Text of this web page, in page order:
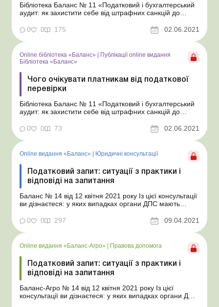
Бібліотека Баланс № 11 «Податковий і бухгалтерський
аудит: як захистити себе від штрафних санкцій до
окремих видів перевірок і категорій платників податків,
єдинникам слід вести свою господарську діяльність так,
щоб не мати проблем у м...
0 0 175 02.06.2021
Online бібліотека «Баланс» | Публікації online видання
Бібліотека «Баланс»
Чого очікувати платникам від податкової
перевірки
Бібліотека Баланс № 11 «Податковий і бухгалтерський
аудит: як захистити себе від штрафних санкцій до
бухгалтера, яка зазвичай не передвіщає нічого
хорошого. Але якщо добре знати свої права та права
перевіряючих, то можна відстояти сво...
0 0 73 02.06.2021
Online видання «Баланс» Юридичні консультації
Податковий запит: ситуації з практики і
відповіді на запитання
Баланс № 14 від 12 квітня 2021 року Із цієї консультації
ви дізнаєтеся: у яких випадках органи ДПС мають
що обов’язково має бути зазначено в цьому запиті; чи
зобов’язані ви відповідати на запит і що загрожує
платникові податків, яки...
0 0 297 09.04.2021
Online видання «Баланс-Агро» Правова допомога
Податковий запит: ситуації з практики і
відповіді на запитання
Баланс-Агро № 14 від 12 квітня 2021 року Із цієї
консультації ви дізнаєтеся: у яких випадках органи ДПС